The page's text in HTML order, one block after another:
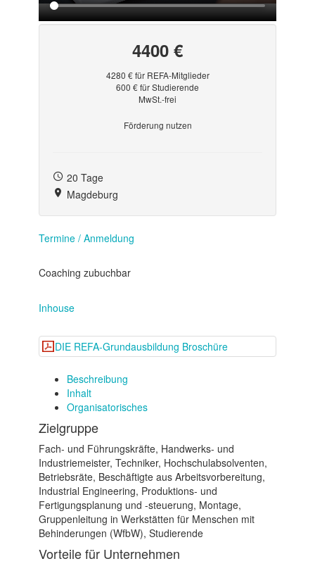
4400 €
4280 € für REFA-Mitglieder
600 € für Studierende
MwSt.-frei
Förderung nutzen
20 Tage
Magdeburg
Termine / Anmeldung
Coaching zubuchbar
Inhouse
DIE REFA-Grundausbildung Broschüre
Beschreibung
Inhalt
Organisatorisches
Zielgruppe
Fach- und Führungskräfte, Handwerks- und
Industriemeister, Techniker, Hochschulabsolventen,
Betriebsräte, Beschäftigte aus Arbeitsvorbereitung,
Industrial Engineering, Produktions- und
Fertigungsplanung und -steuerung, Montage,
Gruppenleitung in Werkstätten für Menschen mit
Behinderungen (WfbW), Studierende
Vorteile für Unternehmen